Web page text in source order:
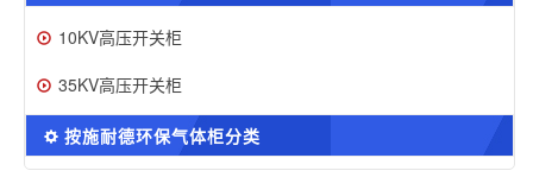
10KV高压开关柜
35KV高压开关柜
按施耐德环保气体柜分类